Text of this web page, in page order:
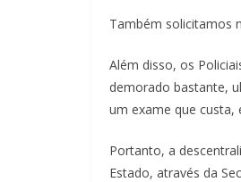
Também solicitamos
Além disso, os
demorado bastante,
um exame que custa,
Portanto, a
Estado, através da